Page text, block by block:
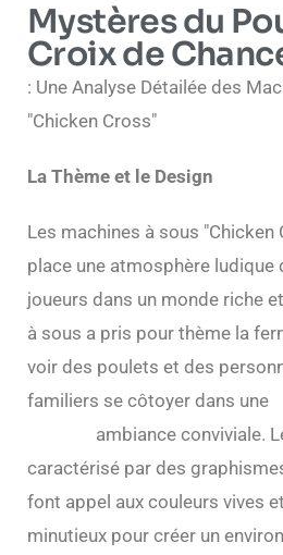
Mystères du
Croix de
: Une Analyse Détailée des
"Chicken Cross"
La Thème et le Design
Les machines à sous "Chicken
place une atmosphère ludique
joueurs dans un monde riche
à sous a pris pour thème la
voir des poulets et des
familiers se côtoyer dans une
ambiance conviviale.
caractérisé par des
font appel aux couleurs vives
minutieux pour créer un